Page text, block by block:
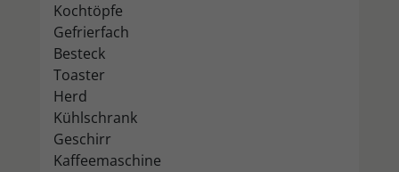
Kochtöpfe
Gefrierfach
Besteck
Toaster
Herd
Kühlschrank
Geschirr
Kaffeemaschine